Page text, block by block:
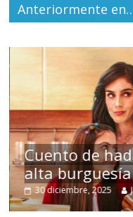
Anteriormente
Cuento de
alta burguesía
30 diciembre, 2025 Julio